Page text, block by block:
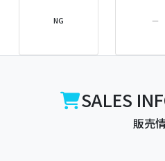
NG ―
SALES
販売